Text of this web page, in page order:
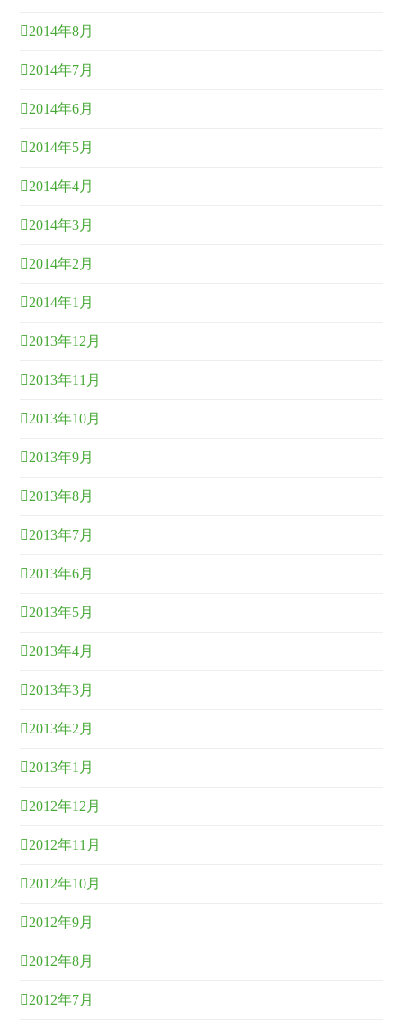
2014年8月
2014年7月
2014年6月
2014年5月
2014年4月
2014年3月
2014年2月
2014年1月
2013年12月
2013年11月
2013年10月
2013年9月
2013年8月
2013年7月
2013年6月
2013年5月
2013年4月
2013年3月
2013年2月
2013年1月
2012年12月
2012年11月
2012年10月
2012年9月
2012年8月
2012年7月